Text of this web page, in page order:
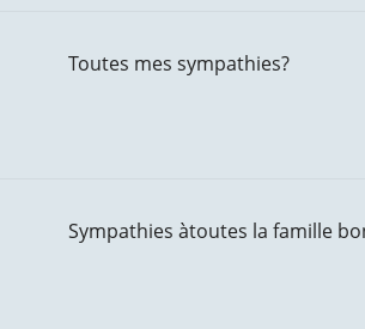
Toutes mes sympathies?
Sympathies àtoutes la famille